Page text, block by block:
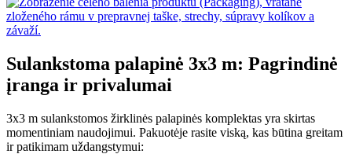
Sulankstoma palapinė 3x3 m: Pagrindinė
įranga ir privalumai
3x3 m sulankstomos žirklinės palapinės komplektas yra skirtas
momentiniam naudojimui. Pakuotėje rasite viską, kas būtina greitam
ir patikimam uždangstymui: